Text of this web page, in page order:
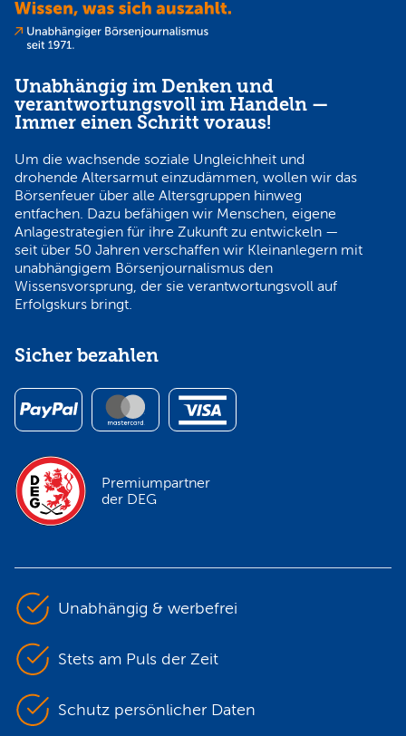
Unabhängig im Denken und
verantwortungsvoll im Handeln —
Immer einen Schritt voraus!
Um die wachsende soziale Ungleichheit und
drohende Altersarmut einzudämmen, wollen wir das
Börsenfeuer über alle Altersgruppen hinweg
entfachen. Dazu befähigen wir Menschen, eigene
Anlagestrategien für ihre Zukunft zu entwickeln —
seit über 50 Jahren verschaffen wir Kleinanlegern mit
unabhängigem Börsenjournalismus den
Wissensvorsprung, der sie verantwortungsvoll auf
Erfolgskurs bringt.
Sicher bezahlen
Premiumpartner
der DEG
Unabhängig & werbefrei
Stets am Puls der Zeit
Schutz persönlicher Daten